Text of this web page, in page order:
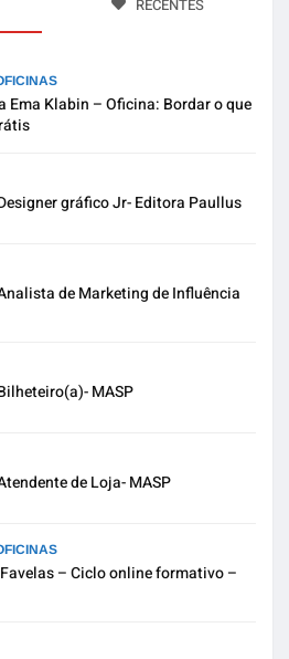
RECENTES
Ema Klabin – Oficina: Bordar o que
gráfico Jr- Editora Paullus
de Marketing de Influência
MASP
de Loja- MASP
– Ciclo online formativo –